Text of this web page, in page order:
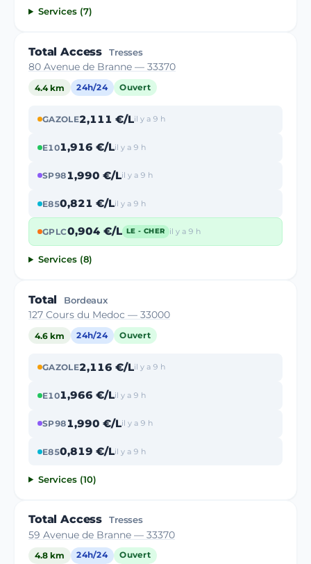
Services (7)
Total Access Tresses
80 Avenue de Branne — 33370
4.4 km 24h/24 Ouvert
GAZOLE2,111 €/Lil y a 9 h
E101,916 €/Lil y a 9 h
SP981,990 €/Lil y a 9 h
E850,821 €/Lil y a 9 h
GPLC0,904 €/L LE - CHER il y a 9 h
Services (8)
Total Bordeaux
127 Cours du Medoc — 33000
4.6 km 24h/24 Ouvert
GAZOLE2,116 €/Lil y a 9 h
E101,966 €/Lil y a 9 h
SP981,990 €/Lil y a 9 h
E850,819 €/Lil y a 9 h
Services (10)
Total Access Tresses
59 Avenue de Branne — 33370
4.8 km 24h/24 Ouvert